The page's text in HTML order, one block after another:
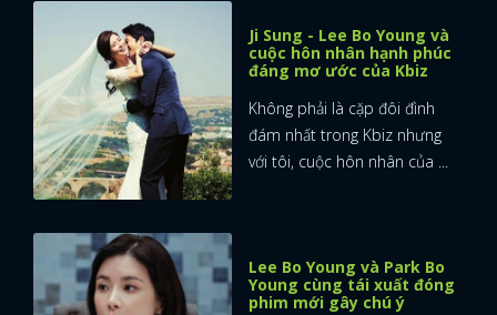
Ji Sung - Lee Bo Young và
cuộc hôn nhân hạnh phúc
đáng mơ ước của Kbiz
Không phải là cặp đôi đình
đám nhất trong Kbiz nhưng
với tôi, cuộc hôn nhân của ...
Lee Bo Young và Park Bo
Young cùng tái xuất đóng
phim mới gây chú ý